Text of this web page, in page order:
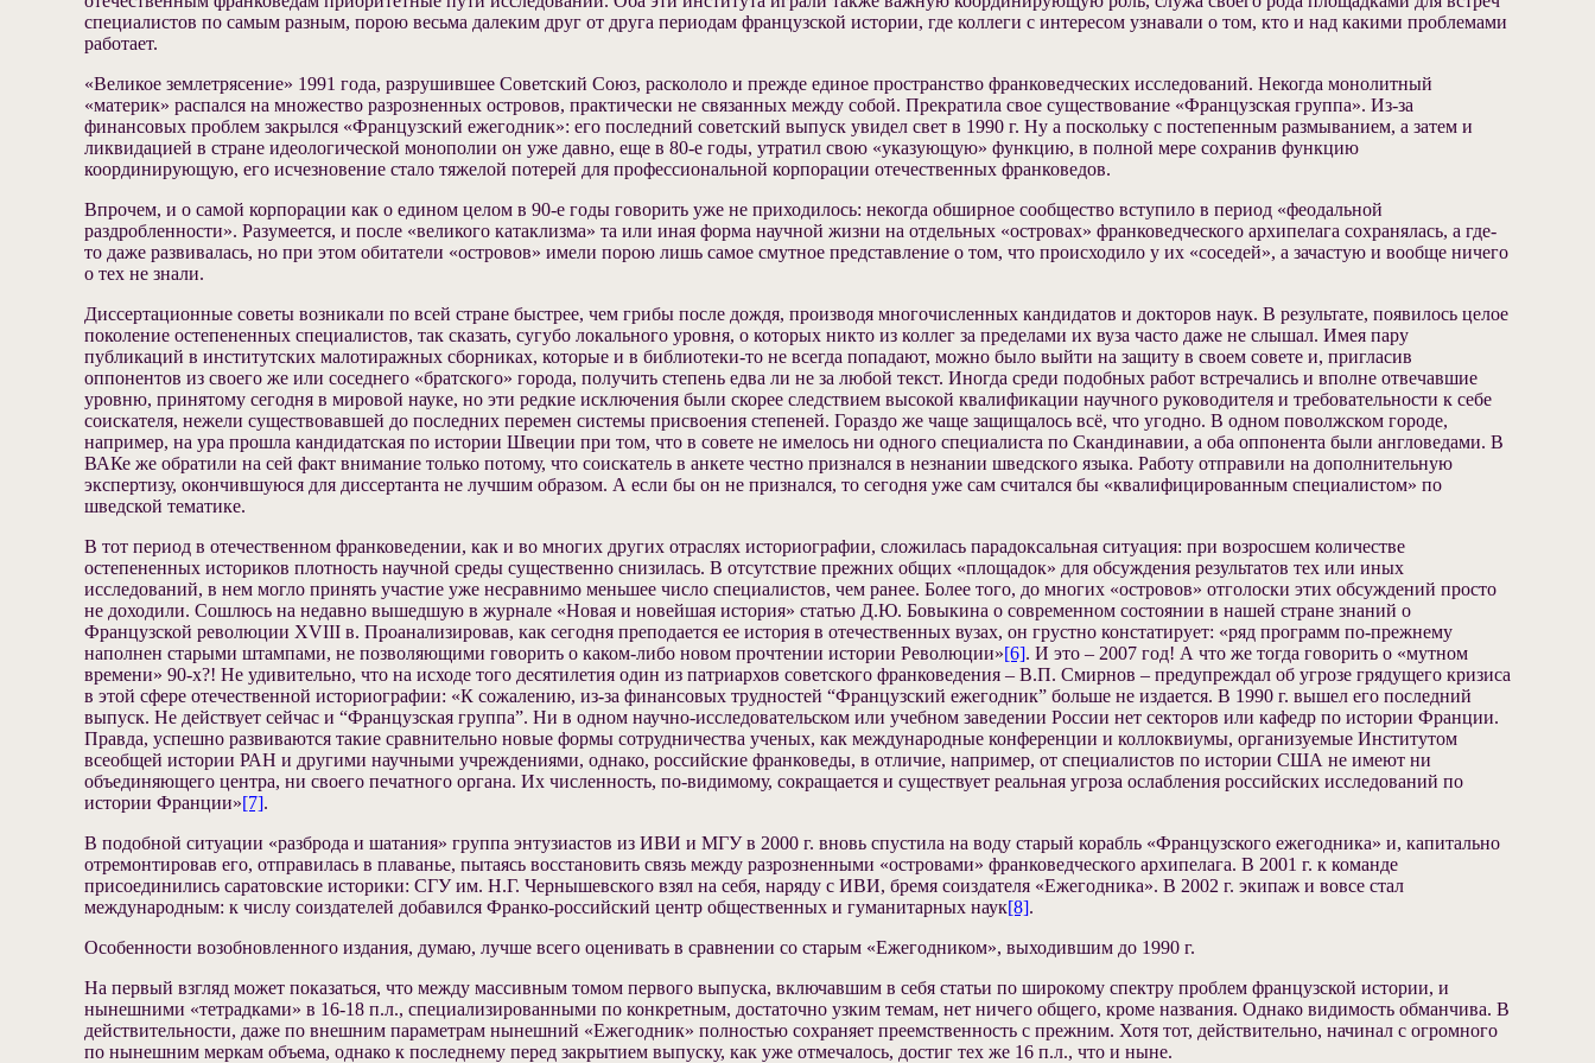
специалистов по самым разным, порою весьма далеким друг от друга периодам французской истории, где коллеги с интересом узнавали о том, кто и над какими проблемами
работает.
«Великое землетрясение» 1991 года, разрушившее Советский Союз, раскололо и прежде единое пространство франковедческих исследований. Некогда монолитный
«материк» распался на множество разрозненных островов, практически не связанных между собой. Прекратила свое существование «Французская группа». Из-за
финансовых проблем закрылся «Французский ежегодник»: его последний советский выпуск увидел свет в 1990 г. Ну а поскольку с постепенным размыванием, а затем и
ликвидацией в стране идеологической монополии он уже давно, еще в 80-е годы, утратил свою «указующую» функцию, в полной мере сохранив функцию
координирующую, его исчезновение стало тяжелой потерей для профессиональной корпорации отечественных франковедов.
Впрочем, и о самой корпорации как о едином целом в 90-е годы говорить уже не приходилось: некогда обширное сообщество вступило в период «феодальной
раздробленности». Разумеется, и после «великого катаклизма» та или иная форма научной жизни на отдельных «островах» франковедческого архипелага сохранялась, а где-
то даже развивалась, но при этом обитатели «островов» имели порою лишь самое смутное представление о том, что происходило у их «соседей», а зачастую и вообще ничего
о тех не знали.
Диссертационные советы возникали по всей стране быстрее, чем грибы после дождя, производя многочисленных кандидатов и докторов наук. В результате, появилось целое
поколение остепененных специалистов, так сказать, сугубо локального уровня, о которых никто из коллег за пределами их вуза часто даже не слышал. Имея пару
публикаций в институтских малотиражных сборниках, которые и в библиотеки-то не всегда попадают, можно было выйти на защиту в своем совете и, пригласив
оппонентов из своего же или соседнего «братского» города, получить степень едва ли не за любой текст. Иногда среди подобных работ встречались и вполне отвечавшие
уровню, принятому сегодня в мировой науке, но эти редкие исключения были скорее следствием высокой квалификации научного руководителя и требовательности к себе
соискателя, нежели существовавшей до последних перемен системы присвоения степеней. Гораздо же чаще защищалось всё, что угодно. В одном поволжском городе,
например, на ура прошла кандидатская по истории Швеции при том, что в совете не имелось ни одного специалиста по Скандинавии, а оба оппонента были англоведами. В
ВАКе же обратили на сей факт внимание только потому, что соискатель в анкете честно признался в незнании шведского языка. Работу отправили на дополнительную
экспертизу, окончившуюся для диссертанта не лучшим образом. А если бы он не признался, то сегодня уже сам считался бы «квалифицированным специалистом» по
шведской тематике.
В тот период в отечественном франковедении, как и во многих других отраслях историографии, сложилась парадоксальная ситуация: при возросшем количестве
остепененных историков плотность научной среды существенно снизилась. В отсутствие прежних общих «площадок» для обсуждения результатов тех или иных
исследований, в нем могло принять участие уже несравнимо меньшее число специалистов, чем ранее. Более того, до многих «островов» отголоски этих обсуждений просто
не доходили. Сошлюсь на недавно вышедшую в журнале «Новая и новейшая история» статью Д.Ю. Бовыкина о современном состоянии в нашей стране знаний о
Французской революции XVIII в. Проанализировав, как сегодня преподается ее история в отечественных вузах, он грустно констатирует: «ряд программ по-прежнему
наполнен старыми штампами, не позволяющими говорить о каком-либо новом прочтении истории Революции»[6]. И это – 2007 год! А что же тогда говорить о «мутном
времени» 90-х?! Не удивительно, что на исходе того десятилетия один из патриархов советского франковедения – В.П. Смирнов – предупреждал об угрозе грядущего кризиса
в этой сфере отечественной историографии: «К сожалению, из-за финансовых трудностей “Французский ежегодник” больше не издается. В 1990 г. вышел его последний
выпуск. Не действует сейчас и “Французская группа”. Ни в одном научно-исследовательском или учебном заведении России нет секторов или кафедр по истории Франции.
Правда, успешно развиваются такие сравнительно новые формы сотрудничества ученых, как международные конференции и коллоквиумы, организуемые Институтом
всеобщей истории РАН и другими научными учреждениями, однако, российские франковеды, в отличие, например, от специалистов по истории США не имеют ни
объединяющего центра, ни своего печатного органа. Их численность, по-видимому, сокращается и существует реальная угроза ослабления российских исследований по
истории Франции»[7].
В подобной ситуации «разброда и шатания» группа энтузиастов из ИВИ и МГУ в 2000 г. вновь спустила на воду старый корабль «Французского ежегодника» и, капитально
отремонтировав его, отправилась в плаванье, пытаясь восстановить связь между разрозненными «островами» франковедческого архипелага. В 2001 г. к команде
присоединились саратовские историки: СГУ им. Н.Г. Чернышевского взял на себя, наряду с ИВИ, бремя соиздателя «Ежегодника». В 2002 г. экипаж и вовсе стал
международным: к числу соиздателей добавился Франко-российский центр общественных и гуманитарных наук[8].
Особенности возобновленного издания, думаю, лучше всего оценивать в сравнении со старым «Ежегодником», выходившим до 1990 г.
На первый взгляд может показаться, что между массивным томом первого выпуска, включавшим в себя статьи по широкому спектру проблем французской истории, и
нынешними «тетрадками» в 16-18 п.л., специализированными по конкретным, достаточно узким темам, нет ничего общего, кроме названия. Однако видимость обманчива. В
действительности, даже по внешним параметрам нынешний «Ежегодник» полностью сохраняет преемственность с прежним. Хотя тот, действительно, начинал с огромного
по нынешним меркам объема, однако к последнему перед закрытием выпуску, как уже отмечалось, достиг тех же 16 п.л., что и ныне.